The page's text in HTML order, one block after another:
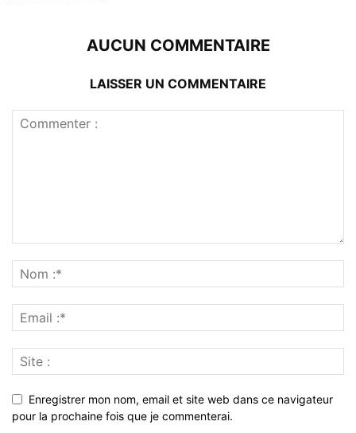
AUCUN COMMENTAIRE
LAISSER UN COMMENTAIRE
Enregistrer mon nom, email et site web dans ce navigateur
pour la prochaine fois que je commenterai.